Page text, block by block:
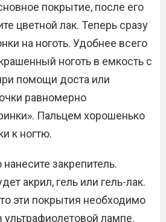
покрытие, после его
цветной лак. Теперь сразу
на ноготь. Удобнее всего
ноготь в емкость с
помощи доста или
равномерно
Пальцем хорошенько
к ногтю.
закрепитель.
акрил, гель или гель-лак.
эти покрытия необходимо
ультрафиолетовой лампе.